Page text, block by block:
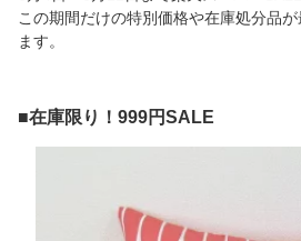
この期間だけの特別価格や在庫処分品
ます。
■在庫限り！999円SALE